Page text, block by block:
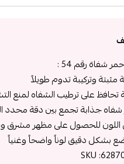
شفاة رقم 54 :
وتركيبة تدوم طويلاً
تحافظ على ترطيب الشفاه لمنع
شفاه جذابة تجمع بين دقة محدد
اللون للحصول على مظهر مشرق
بشكل دقيق لوناً واضحاً وغنياً
SKU